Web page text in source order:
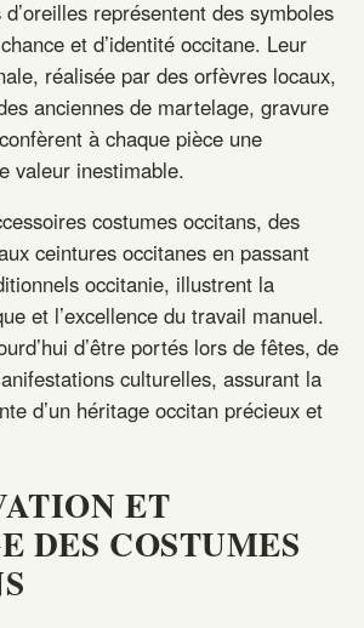
représentent des symboles
et d’identité occitane. Leur
réalisée par des orfèvres locaux,
anciennes de martelage, gravure
à chaque pièce une
valeur inestimable.
costumes occitans, des
ceintures occitanes en passant
occitanie, illustrent la
et l’excellence du travail manuel.
d’être portés lors de fêtes, de
culturelles, assurant la
d’un héritage occitan précieux et
ET
DES COSTUMES